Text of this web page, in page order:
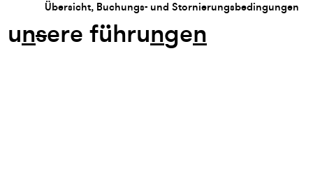
Übersicht, Buchungs- und Stornierungsbedingungen
unsere führungen